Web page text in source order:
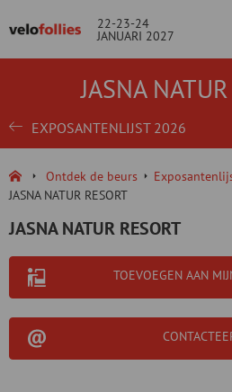
22-23-24
JANUARI 2027
JASNA
EXPOSANTENLIJST 2026
Ontdek de beurs
JASNA NATUR RESORT
JASNA NATUR RESORT
TOEVOEGEN AAN